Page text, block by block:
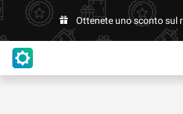
Ottenete uno sconto sul